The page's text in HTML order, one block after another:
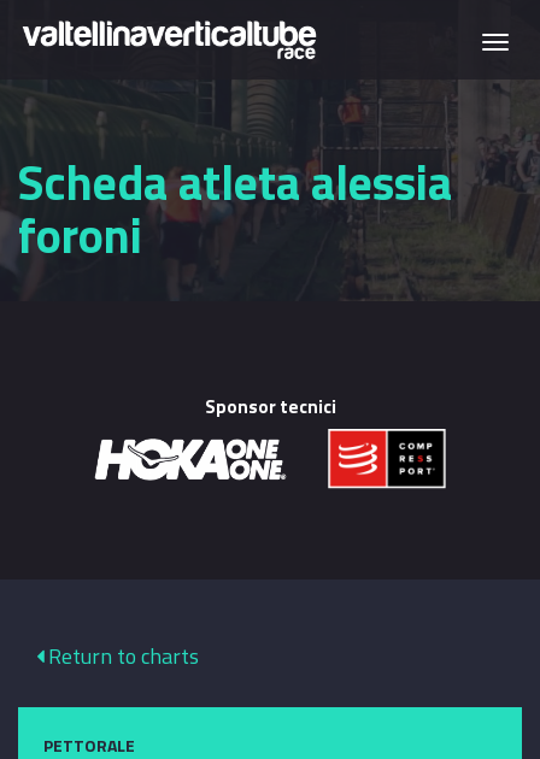
Salta al contenuto principale
Scheda atleta alessia
foroni
Sponsor tecnici
Return to charts
PETTORALE